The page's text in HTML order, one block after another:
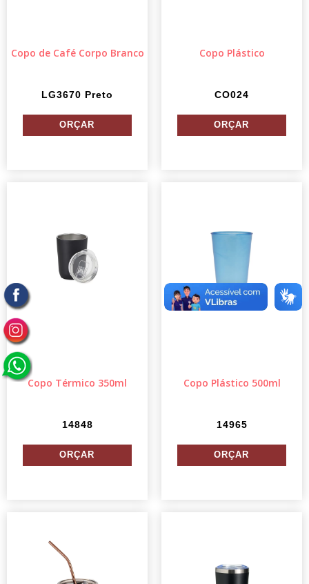
Copo de Café Corpo Branco
LG3670 Preto
Copo Plástico
CO024
Copo Térmico 350ml
14848
Copo Plástico 500ml
14965